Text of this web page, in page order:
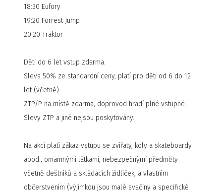
Letokruhy plánuje kapela představit na velkolepém turné
v roce 2025.
Turné zahrnuje osvědčené open-air koncerty v Olomouci,
vystoupení v Brně, Českých Budějovicích či Pardubicích. V
rámci turné kapela nevynechává ani Slovensko či Prahu,
kam přiveze svou proslulou show do Forum Karlín.
Traktor si totiž poslední roky získává popularitu i díky
monstrózním koncertům, na kterých nešetří speciálními
videoprojekcemi. V tomto duchu se jistě odehraje i
plánované Traktor Jungle XXI tour plné největších pecek
ze stejnojmenné desky a nejúspěšnějších songů z
předchozí tvorby.
18:30 Eufory
19:20 Forrest Jump
20:20 Traktor
Děti do 6 let vstup zdarma.
Sleva 50% ze standardní ceny, platí pro děti od 6 do 12
let (včetně).
ZTP/P na místě zdarma, doprovod hradí plné vstupné.
Slevy ZTP a jiné nejsou poskytovány.
Na akci platí zákaz vstupu se zvířaty, koly a skateboardy
apod., omamnými látkami, nebezpečnými předměty
včetně deštníků a skládacích židliček, a vlastním
občerstvením (výjimkou jsou malé svačiny a specifické